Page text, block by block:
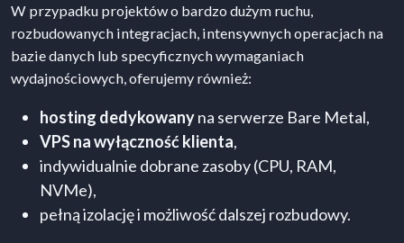
W przypadku projektów o bardzo dużym ruchu,
rozbudowanych integracjach, intensywnych operacjach na
bazie danych lub specyficznych wymaganiach
wydajnościowych, oferujemy również:
hosting dedykowanyna serwerze Bare Metal,
VPS na wyłączność klienta,
indywidualnie dobrane zasoby (CPU, RAM,
NVMe),
pełną izolację i możliwość dalszej rozbudowy.